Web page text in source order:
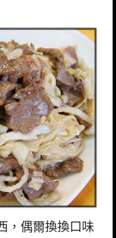
偶爾換換口味